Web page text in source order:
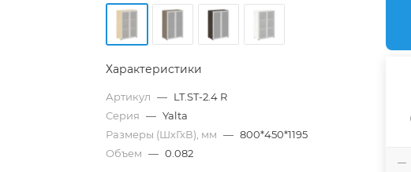
Характеристики
Артикул — LT.ST-2.4 R
Серия — Yalta
Размеры (ШхГхВ), мм — 800*450*1195
Объем — 0.082